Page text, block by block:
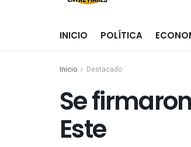
INICIO POLÍTICA
Inicio Destacado
Se
Este